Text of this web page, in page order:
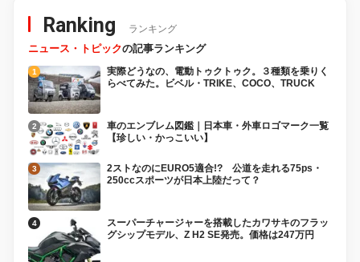
Ranking ランキング
ニュース・トピックの記事ランキング
実際どうなの、電動トゥクトゥク。３種類を乗りく
らべてみた。ビベル・TRIKE、COCO、TRUCK
車のエンブレム図鑑｜日本車・外車ロゴマーク一覧
【珍しい・かっこいい】
2ストなのにEURO5適合!? 公道を走れる75ps・
250ccスポーツが日本上陸だって？
スーパーチャージャーを搭載したカワサキのフラッ
グシップモデル、Z H2 SE発売。価格は247万円